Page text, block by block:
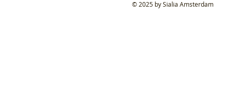
© 2025 by Sialia Amsterdam